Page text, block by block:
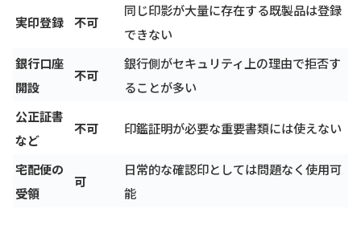
実印登録 不可
同じ印影が大量に存在する既製品は登録
できない
銀行口座
開設
不可
銀行側がセキュリティ上の理由で拒否す
ることが多い
公正証書
など
不可 印鑑証明が必要な重要書類には使えない
宅配便の
受領
可
日常的な確認印としては問題なく使用可
能